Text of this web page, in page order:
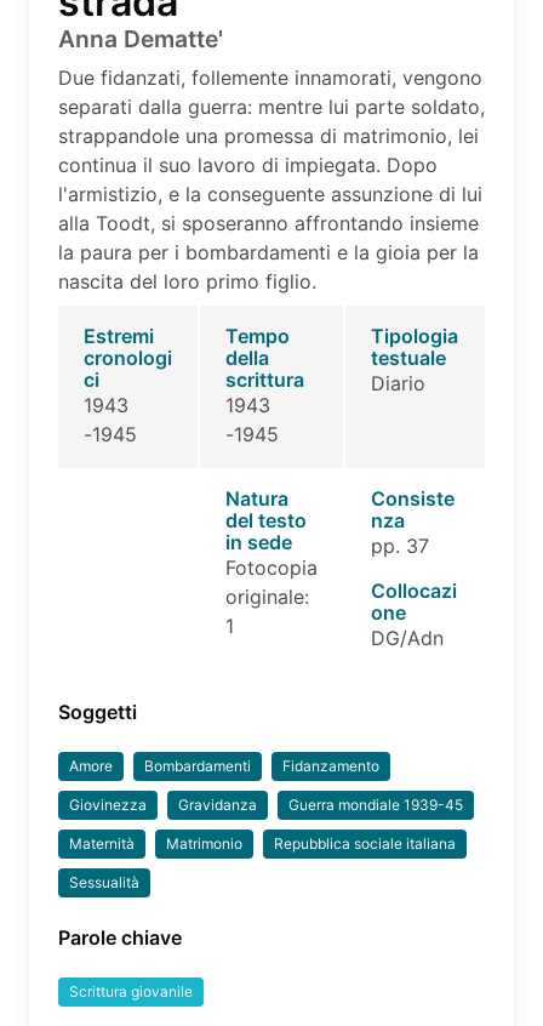
Anna Dematte'
Due fidanzati, follemente innamorati, vengono
separati dalla guerra: mentre lui parte soldato,
strappandole una promessa di matrimonio, lei
continua il suo lavoro di impiegata. Dopo
l'armistizio, e la conseguente assunzione di lui
alla Toodt, si sposeranno affrontando insieme
la paura per i bombardamenti e la gioia per la
nascita del loro primo figlio.
Estremi
cronologi
ci
1943
-1945
Tempo
della
scrittura
1943
-1945
Tipologia
testuale
Diario
Natura
del testo
in sede
Fotocopia
originale:
1
Consiste
nza
pp. 37
Collocazi
one
DG/Adn
Soggetti
Amore Bombardamenti Fidanzamento
Giovinezza Gravidanza Guerra mondiale 1939-45
Maternità Matrimonio Repubblica sociale italiana
Sessualità
Parole chiave
Scrittura giovanile